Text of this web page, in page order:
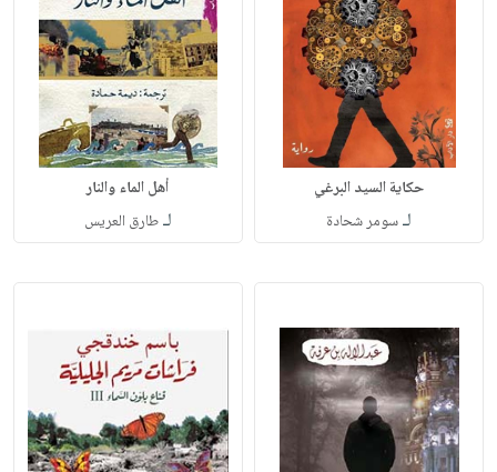
حكاية السيد البرغي
لـسومر شحادة
أهل الماء والنار
لـطارق العريس